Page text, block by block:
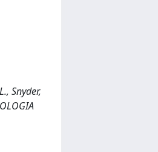
Snyder,